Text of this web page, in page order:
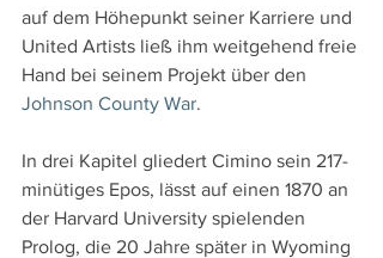
auf dem Höhepunkt seiner Karriere und
United Artists ließ ihm weitgehend freie
Hand bei seinem Projekt über den
Johnson County War.
In drei Kapitel gliedert Cimino sein 217-
minütiges Epos, lässt auf einen 1870 an
der Harvard University spielenden
Prolog, die 20 Jahre später in Wyoming